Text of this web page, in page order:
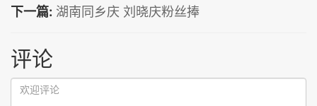
下一篇: 湖南同乡庆 刘晓庆粉丝捧
评论